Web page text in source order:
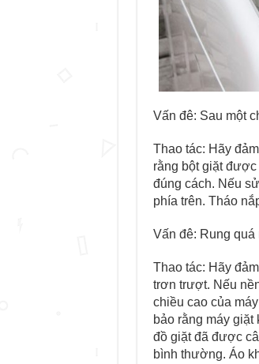
Vấn đê: Sau một
Thao tác: Hãy
rằng bột giặt
đúng cách. Nếu
phía trên. Tháo
Vấn đê: Rung
Thao tác: Hãy
trơn trượt. Nếu
chiều cao của
bảo rằng máy
đồ giặt đã được
bình thường. Áo